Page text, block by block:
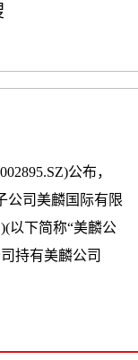
公布，
公司美麟国际有限
以下简称“美麟公
持有美麟公司